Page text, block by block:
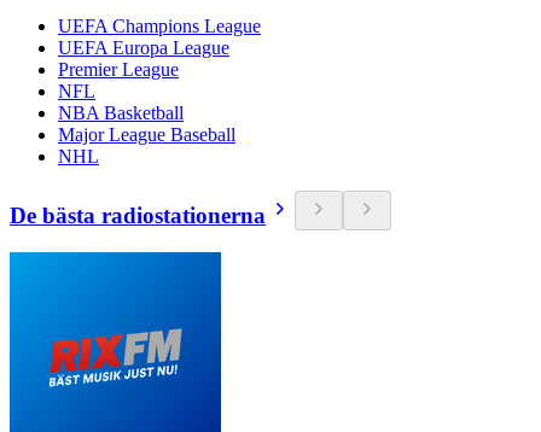
UEFA Champions League
UEFA Europa League
Premier League
NFL
NBA Basketball
Major League Baseball
NHL
De bästa radiostationerna